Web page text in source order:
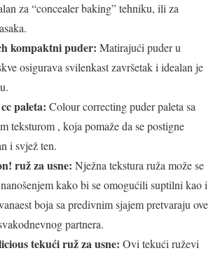
za “concealer baking” tehniku, ili za
kompaktni puder: Matirajući puder u
osigurava svilenkast završetak i idealan je
paleta: Colour correcting puder paleta sa
teksturom , koja pomaže da se postigne
i svjež ten.
ruž za usne: Nježna tekstura ruža može se
kako bi se omogućili suptilni kao i
boja sa predivnim sjajem pretvaraju ove
partnera.
tekući ruž za usne: Ovi tekući ruževi